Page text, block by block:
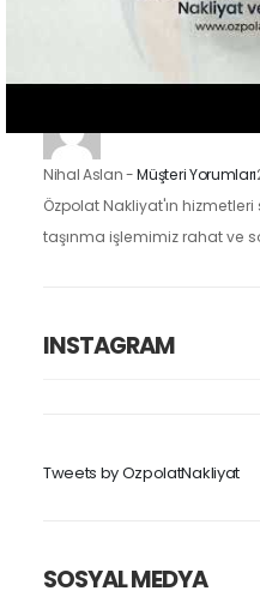
taşınma işlemimizi oldukça
Nihal Aslan-Müşteri Yorumları
Özpolat Nakliyat'ın
taşınma işlemimiz rahat ve
INSTAGRAM
Tweets by OzpolatNakliyat
SOSYAL MEDYA